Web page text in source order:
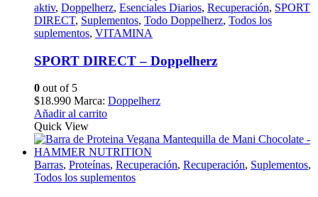
aktiv, Doppelherz, Esenciales Diarios, Recuperación, SPORT
DIRECT, Suplementos, Todo Doppelherz, Todos los
suplementos, VITAMINA
SPORT DIRECT – Doppelherz
0 out of 5
$18.990 Marca: Doppelherz
Añadir al carrito
Quick View
Barras, Proteínas, Recuperación, Recuperación, Suplementos,
Todos los suplementos